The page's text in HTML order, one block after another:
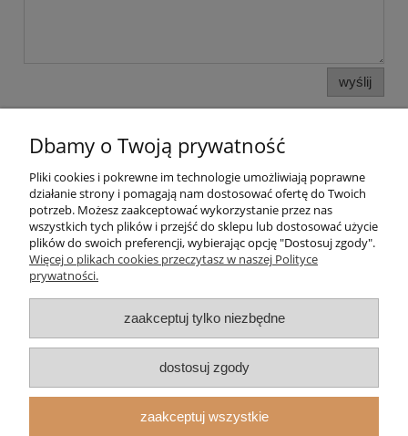
wyślij
Pomoc
Moje konto
Strefa Klienta
Informacje
Dbamy o Twoją prywatność
Pliki cookies i pokrewne im technologie umożliwiają poprawne
działanie strony i pomagają nam dostosować ofertę do Twoich
potrzeb. Możesz zaakceptować wykorzystanie przez nas
wszystkich tych plików i przejść do sklepu lub dostosować użycie
plików do swoich preferencji, wybierając opcję "Dostosuj zgody".
Więcej o plikach cookies przeczytasz w naszej Polityce
prywatności.
zaakceptuj tylko niezbędne
dostosuj zgody
zaakceptuj wszystkie